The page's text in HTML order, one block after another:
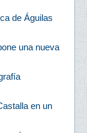
de Águilas
una nueva
en un